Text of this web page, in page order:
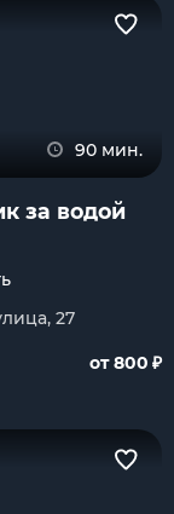
90 мин.
за водой
27
от 800 ₽